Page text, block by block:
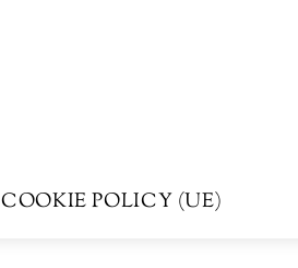
COOKIE POLICY (UE)